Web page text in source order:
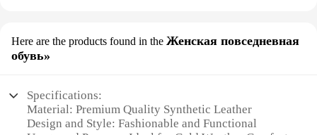
Here are the products found in the Женская повседневная
обувь»
Specifications:
Material: Premium Quality Synthetic Leather
Design and Style: Fashionable and Functional